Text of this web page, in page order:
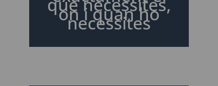
que necessites,
on i quan ho
necessites